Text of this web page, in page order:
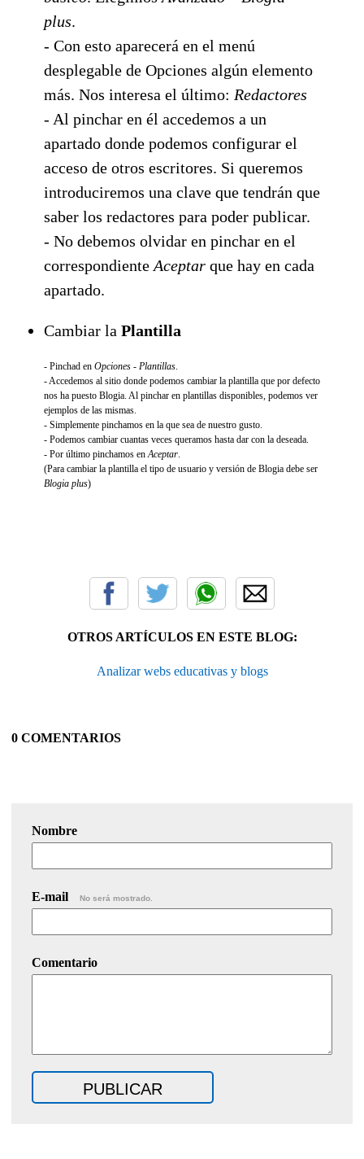
plus.
- Con esto aparecerá en el menú
desplegable de Opciones algún elemento
más. Nos interesa el último: Redactores
- Al pinchar en él accedemos a un
apartado donde podemos configurar el
acceso de otros escritores. Si queremos
introduciremos una clave que tendrán que
saber los redactores para poder publicar.
- No debemos olvidar en pinchar en el
correspondiente Aceptar que hay en cada
apartado.
Cambiar la Plantilla
- Pinchad en Opciones - Plantillas
- Accedemos al sitio donde podemos cambiar la plantilla que por defecto
nos ha puesto Blogia. Al pinchar en plantillas disponibles, podemos ver
ejemplos de las mismas.
- Simplemente pinchamos en la que sea de nuestro gusto.
- Podemos cambiar cuantas veces queramos hasta dar con la deseada.
- Por último pinchamos en Aceptar
(Para cambiar la plantilla el tipo de usuario y versión de Blogia debe ser
Blogia plus)
OTROS ARTÍCULOS EN ESTE BLOG:
Analizar webs educativas y blogs
0 COMENTARIOS
Nombre
E-mail No será mostrado.
Comentario